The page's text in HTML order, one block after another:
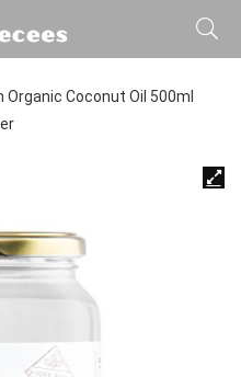
Organic Coconut Oil 500ml